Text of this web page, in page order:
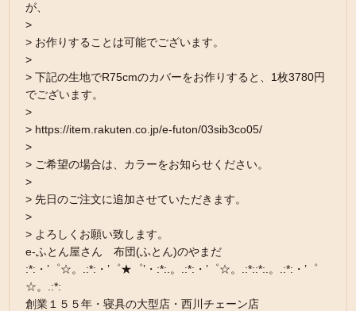
が、
>
> お作りすることは可能でございます。
>
> 下記の生地でR75cmのカバーをお作りすると、1枚3780円
でございます。
>
> https://item.rakuten.co.jp/e-futon/03sib3co05/
>
> ご希望の場合は、カラーをお知らせください。
>
> 先日のご注文に追加させていただきます。
>
> よろしくお願い致します。
e-ふとん屋さん 布団(ふとん)のやまだ
:*:・’゜☆。.:*:・’゜★゜’・:*:.。.:*:・’゜☆。.:*::*:.。.:*:・’゜
☆。.:*:
創業１５５年・寝具の大型店・西川チェーン店